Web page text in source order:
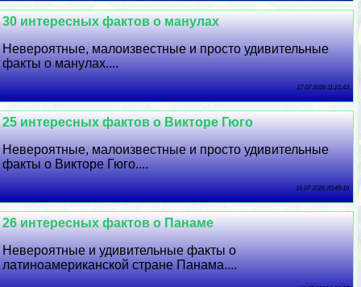
30 интересных фактов о манулах
Невероятные, малоизвестные и просто удивительные
факты о манулах....
17 07 2026 11:21:43
25 интересных фактов о Викторе Гюго
Невероятные, малоизвестные и просто удивительные
факты о Викторе Гюго....
16 07 2026 20:49:16
26 интересных фактов о Панаме
Невероятные и удивительные факты о
латиноамериканской стране Панама....